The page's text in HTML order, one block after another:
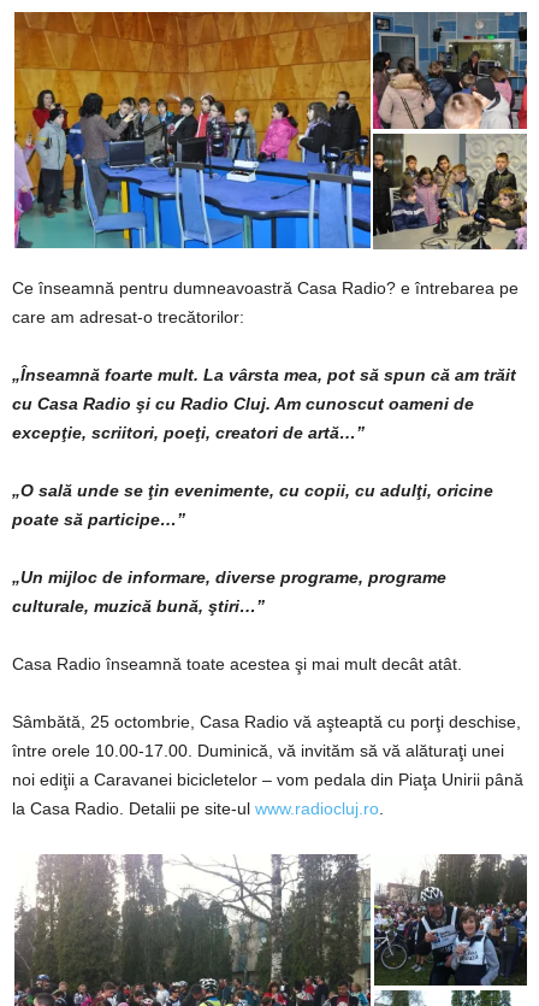
Ce înseamnă pentru dumneavoastră Casa Radio? e întrebarea pe
care am adresat-o trecătorilor:
„Înseamnă foarte mult. La vârsta mea, pot să spun că am trăit
cu Casa Radio şi cu Radio Cluj. Am cunoscut oameni de
excepţie, scriitori, poeţi, creatori de artă…”
„O sală unde se ţin evenimente, cu copii, cu adulţi, oricine
poate să participe…”
„Un mijloc de informare, diverse programe, programe
culturale, muzică bună, ştiri…”
Casa Radio înseamnă toate acestea şi mai mult decât atât.
Sâmbătă, 25 octombrie, Casa Radio vă aşteaptă cu porţi deschise,
între orele 10.00-17.00. Duminică, vă invităm să vă alăturaţi unei
noi ediţii a Caravanei bicicletelor – vom pedala din Piaţa Unirii până
la Casa Radio. Detalii pe site-ul www.radiocluj.ro.